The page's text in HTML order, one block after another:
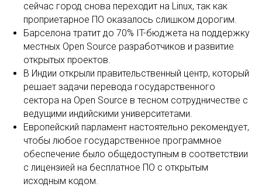
сейчас город снова переходит на Linux, так как
проприетарное ПО оказалось слишком дорогим.
Барселона тратит до 70% IT-бюджета на поддержку
местных Open Source разработчиков и развитие
открытых проектов.
В Индии открыли правительственный центр, который
решает задачи перевода государственного
сектора на Open Source в тесном сотрудничестве с
ведущими индийскими университетами.
Европейский парламент настоятельно рекомендует,
чтобы любое государственное программное
обеспечение было общедоступным в соответствии
с лицензией на бесплатное ПО с открытым
исходным кодом.